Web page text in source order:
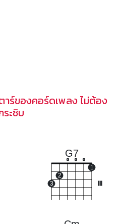
ร์ของคอร์ดเพลง ไม่ต้อง
ระซิบ
G7
3
2
o o o
1